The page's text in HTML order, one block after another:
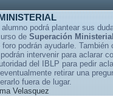
podrá plantear sus
de Superación
podrán ayudarle. También
intervenir para aclarar
del IBLP para pedir
retirar una
fuera de lugar.
Velasquez